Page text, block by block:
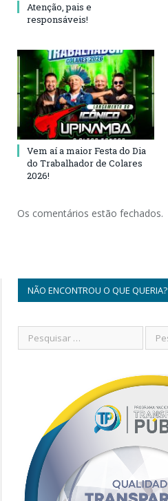
Atenção, pais e
responsáveis!
Vem aí a maior Festa do Dia
do Trabalhador de Colares
2026!
Os comentários estão fechados.
NÃO ENCONTROU O QUE QUERIA?